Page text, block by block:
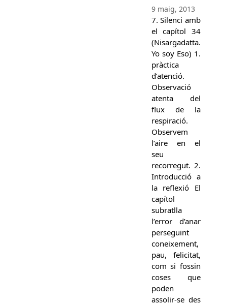
9 maig, 2013
7. Silenci amb
el capítol 34
(Nisargadatta.
Yo soy Eso) 1.
pràctica
d’atenció.
Observació
atenta del
flux de la
respiració.
Observem
l’aire en el
seu
recorregut. 2.
Introducció a
la reflexió El
capítol
subratlla
l’error d’anar
perseguint
coneixement,
pau, felicitat,
com si fossin
coses que
poden
assolir-se des